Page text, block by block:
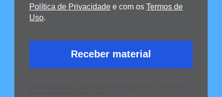
Política de Privacidadee com os Termos de
Uso.